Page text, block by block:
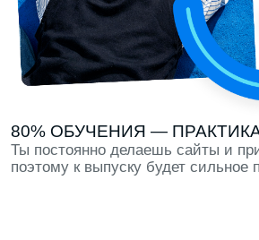
1 КУРС
Профориентация в течение всего
тест-драйв 6 направлений и первые
портфолио